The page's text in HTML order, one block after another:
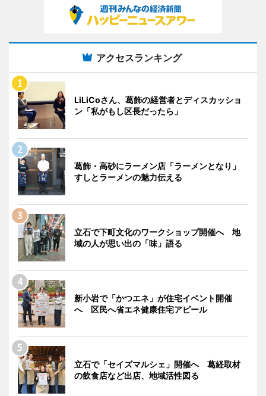
アクセスランキング
LiLiCoさん、葛飾の経営者とディスカッショ
ン「私がもし区長だったら」
葛飾・高砂にラーメン店「ラーメンとなり」
すしとラーメンの魅力伝える
立石で下町文化のワークショップ開催へ 地
域の人が思い出の「味」語る
新小岩で「かつエネ」が住宅イベント開催
へ 区民へ省エネ健康住宅アピール
立石で「セイズマルシェ」開催へ 葛経取材
の飲食店など出店、地域活性図る